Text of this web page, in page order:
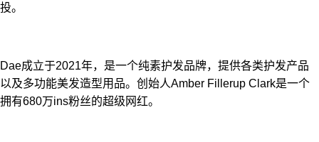
投。
Dae成立于2021年，是一个纯素护发品牌，提供各类护发产品
以及多功能美发造型用品。创始人Amber Fillerup Clark是一个
拥有680万ins粉丝的超级网红。